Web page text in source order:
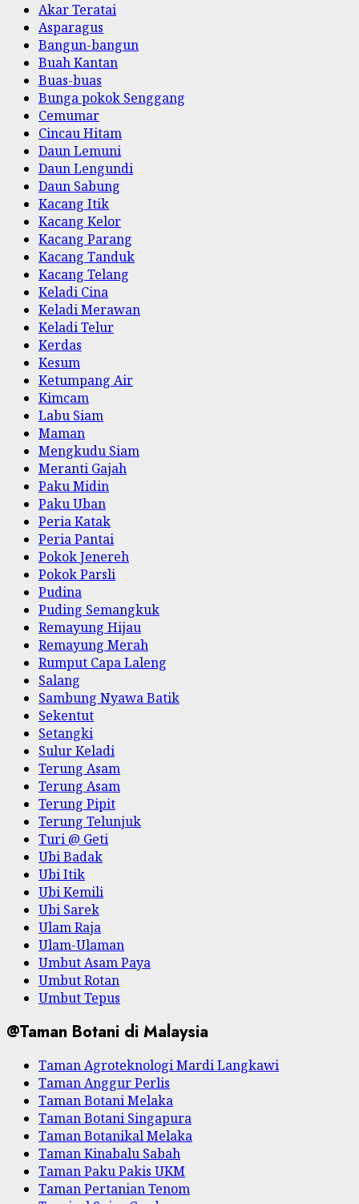
Akar Teratai
Asparagus
Bangun-bangun
Buah Kantan
Buas-buas
Bunga pokok Senggang
Cemumar
Cincau Hitam
Daun Lemuni
Daun Lengundi
Daun Sabung
Kacang Itik
Kacang Kelor
Kacang Parang
Kacang Tanduk
Kacang Telang
Keladi Cina
Keladi Merawan
Keladi Telur
Kerdas
Kesum
Ketumpang Air
Kimcam
Labu Siam
Maman
Mengkudu Siam
Meranti Gajah
Paku Midin
Paku Uban
Peria Katak
Peria Pantai
Pokok Jenereh
Pokok Parsli
Pudina
Puding Semangkuk
Remayung Hijau
Remayung Merah
Rumput Capa Laleng
Salang
Sambung Nyawa Batik
Sekentut
Setangki
Sulur Keladi
Terung Asam
Terung Asam
Terung Pipit
Terung Telunjuk
Turi @ Geti
Ubi Badak
Ubi Itik
Ubi Kemili
Ubi Sarek
Ulam Raja
Ulam-Ulaman
Umbut Asam Paya
Umbut Rotan
Umbut Tepus
@Taman Botani di Malaysia
Taman Agroteknologi Mardi Langkawi
Taman Anggur Perlis
Taman Botani Melaka
Taman Botani Singapura
Taman Botanikal Melaka
Taman Kinabalu Sabah
Taman Paku Pakis UKM
Taman Pertanian Tenom